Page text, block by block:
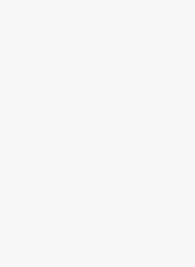
Les
activités